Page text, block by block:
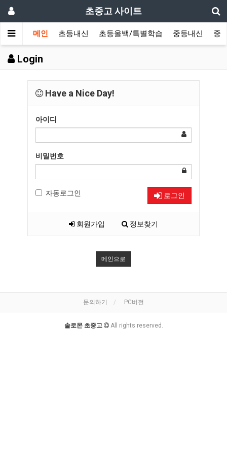
초중고 사이트
메인 초등내신 초등올백/특별학습 중등내신 중
Login
Have a Nice Day!
아이디
비밀번호
자동로그인 로그인
회원가입 정보찾기
메인으로
문의하기 PC버전
솔로몬 초중고 All rights reserved.